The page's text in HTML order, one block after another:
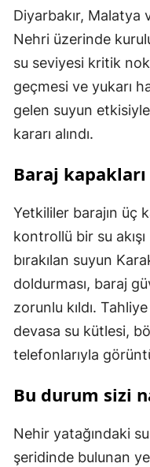
Diyarbakır, Malatya
Nehri üzerinde
su seviyesi kritik
geçmesi ve yukarı
gelen suyun
kararı alındı.
Baraj kapakları
Yetkililer barajın üç
kontrollü bir su
bırakılan suyun
doldurması, baraj
zorunlu kıldı.
devasa su kütlesi,
telefonlarıyla
Bu durum sizi
Nehir yatağındaki
şeridinde bulunan